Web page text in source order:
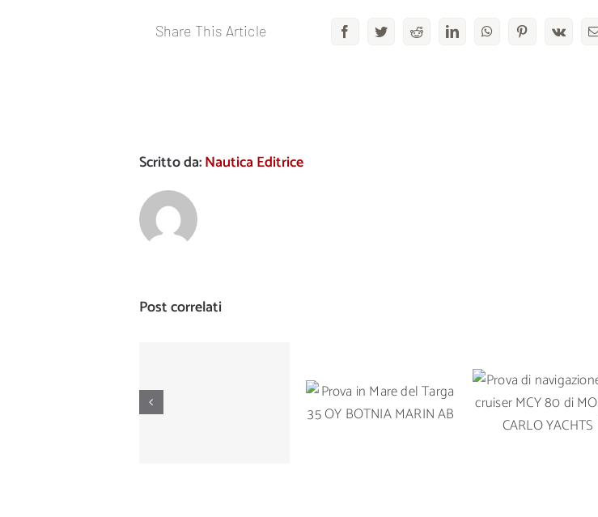
Share This Article FacebookTwitterRedditLinkedInWhatsAppPinterestVk
Scritto da:Nautica Editrice
Post correlati
Targa 35 OY
Prova di
navigazione del
cruiser MCY 80 di